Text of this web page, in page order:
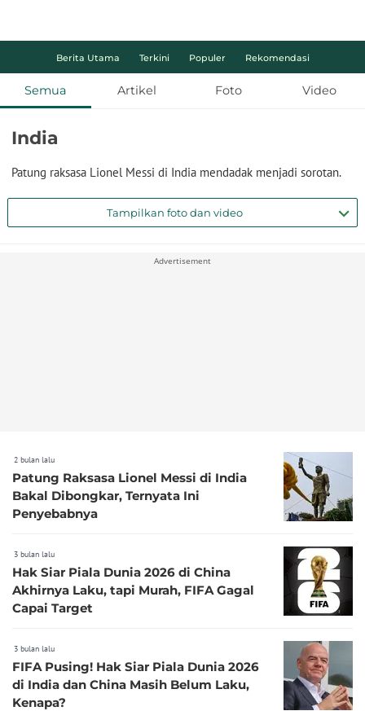
Berita Utama Terkini Populer Rekomendasi
Semua Artikel Foto Video
India
Patung raksasa Lionel Messi di India mendadak menjadi sorotan.
Tampilkan foto dan video
Advertisement
2 bulan lalu
Patung Raksasa Lionel Messi di India
Bakal Dibongkar, Ternyata Ini
Penyebabnya
3 bulan lalu
Hak Siar Piala Dunia 2026 di China
Akhirnya Laku, tapi Murah, FIFA Gagal
Capai Target
3 bulan lalu
FIFA Pusing! Hak Siar Piala Dunia 2026
di India dan China Masih Belum Laku,
Kenapa?